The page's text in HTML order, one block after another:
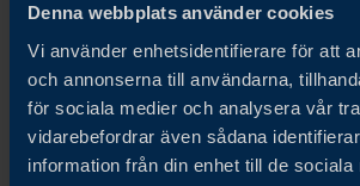
Denna webbplats använder cookies
Vi använder enhetsidentifierare för att
och annonserna till användarna,
för sociala medier och analysera vår
vidarebefordrar även sådana
information från din enhet till de sociala
45,0 och Asien och Oceanien föll
enheter till 54,5.
”En ljuspunkt är dock att exportcheferna
optimistisk syn när de blickar framåt.